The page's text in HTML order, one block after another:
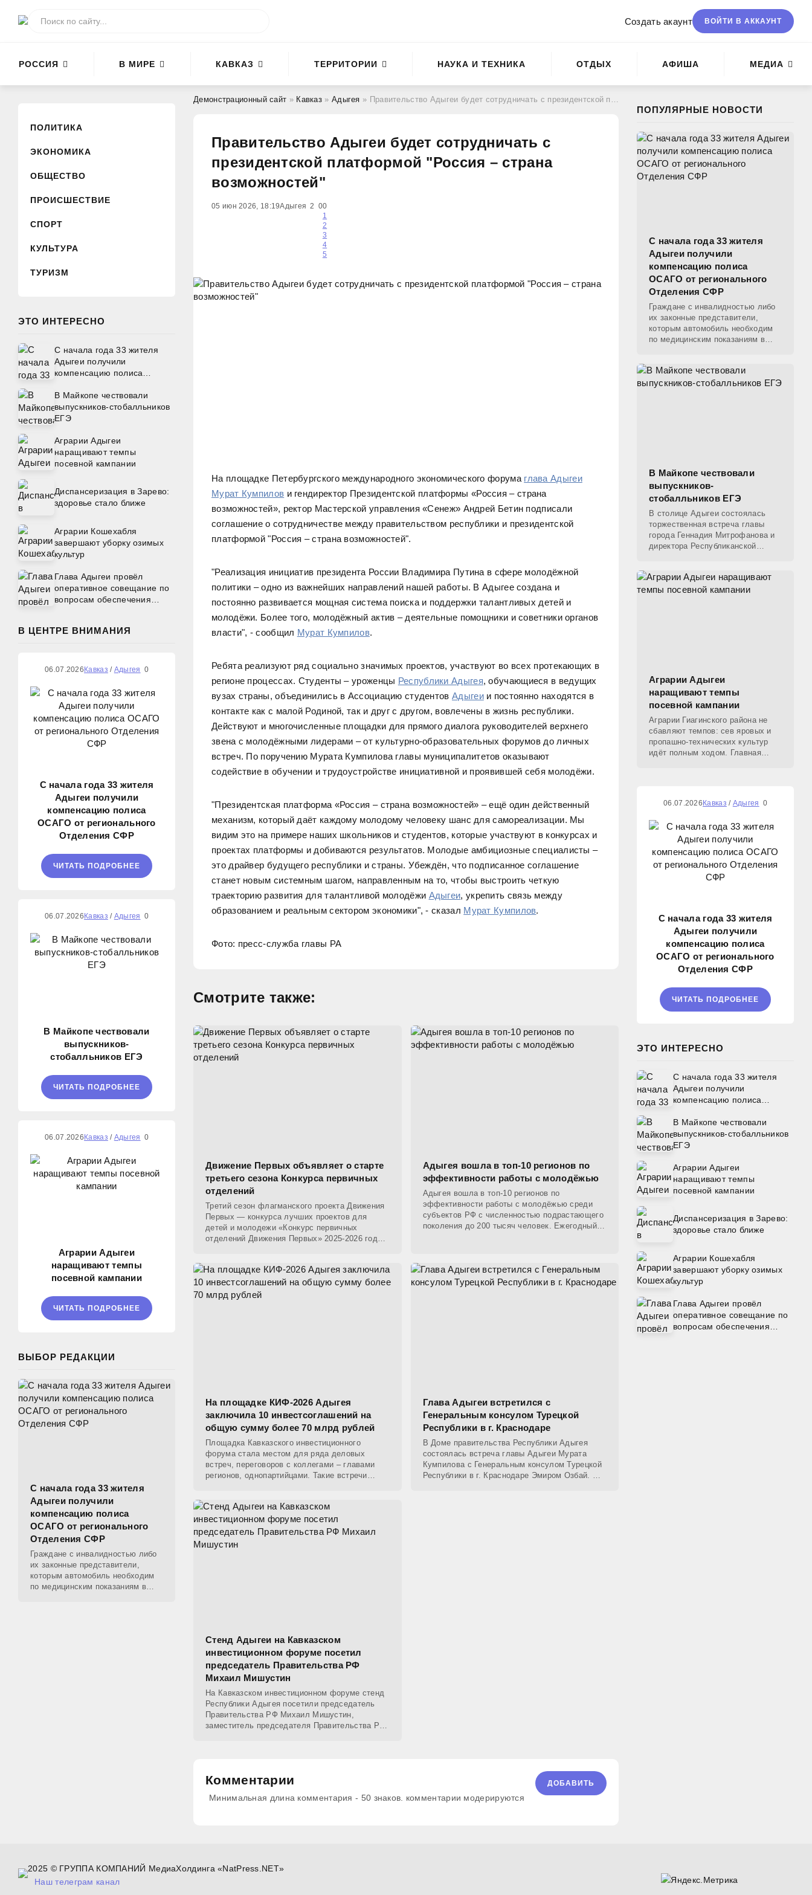
Создать акаунт ВОЙТИ В АККАУНТ
РОССИЯ В МИРЕ КАВКАЗ ТЕРРИТОРИИ НАУКА И ТЕХНИКА ОТДЫХ АФИША МЕДИА
ПОЛИТИКА
ЭКОНОМИКА
ОБЩЕСТВО
ПРОИСШЕСТВИЕ
СПОРТ
КУЛЬТУРА
ТУРИЗМ
ЭТО ИНТЕРЕСНО
С начала года 33 жителя
Адыгеи получили
компенсацию полиса
Отделения СФР
В Майкопе чествовали
выпускников-стобалльников
ЕГЭ
Аграрии Адыгеи
наращивают темпы
посевной кампании
Диспансеризация в Зарево:
здоровье стало ближе
Аграрии Кошехабля
завершают уборку озимых
культур
Глава Адыгеи провёл
оперативное совещание по
вопросам обеспечения
В ЦЕНТРЕ ВНИМАНИЯ
06.07.2026 Кавказ / Адыгея 0
С начала года 33 жителя
Адыгеи получили
компенсацию полиса
ОСАГО от регионального
Отделения СФР
ЧИТАТЬ ПОДРОБНЕЕ
06.07.2026 Кавказ / Адыгея 0
В Майкопе чествовали
выпускников-
стобалльников ЕГЭ
ЧИТАТЬ ПОДРОБНЕЕ
06.07.2026 Кавказ / Адыгея 0
Аграрии Адыгеи
наращивают темпы
посевной кампании
ЧИТАТЬ ПОДРОБНЕЕ
ВЫБОР РЕДАКЦИИ
С начала года 33 жителя
Адыгеи получили
компенсацию полиса
ОСАГО от регионального
Отделения СФР
Граждане с инвалидностью либо
их законные представители,
которым автомобиль необходим
по медицинским показаниям в
Демонстрационный сайт » Кавказ » Адыгея » Правительство Адыгеи будет сотрудничать с президентской платформой "Россия – страна возможностей"
Правительство Адыгеи будет сотрудничать с
президентской платформой "Россия – страна
возможностей"
05 июн 2026, 18:19Адыгея 2 00
1
2
3
4
5
На площадке Петербургского международного экономического форума глава Адыгеи
Мурат Кумпилов и гендиректор Президентской платформы «Россия – страна
возможностей», ректор Мастерской управления «Сенеж» Андрей Бетин подписали
соглашение о сотрудничестве между правительством республики и президентской
платформой "Россия – страна возможностей".
"Реализация инициатив президента России Владимира Путина в сфере молодёжной
политики – одно из важнейших направлений нашей работы. В Адыгее создана и
постоянно развивается мощная система поиска и поддержки талантливых детей и
молодёжи. Более того, молодёжный актив – деятельные помощники и советники органов
власти", - сообщил Мурат Кумпилов.
Ребята реализуют ряд социально значимых проектов, участвуют во всех протекающих в
регионе процессах. Студенты – уроженцы Республики Адыгея, обучающиеся в ведущих
вузах страны, объединились в Ассоциацию студентов Адыгеии постоянно находятся в
контакте как с малой Родиной, так и друг с другом, вовлечены в жизнь республики.
Действуют и многочисленные площадки для прямого диалога руководителей верхнего
звена с молодёжными лидерами – от культурно-образовательных форумов до личных
встреч. По поручению Мурата Кумпилова главы муниципалитетов оказывают
содействие в обучении и трудоустройстве инициативной и проявившей себя молодёжи.
"Президентская платформа «Россия – страна возможностей» – ещё один действенный
механизм, который даёт каждому молодому человеку шанс для самореализации. Мы
видим это на примере наших школьников и студентов, которые участвуют в конкурсах и
проектах платформы и добиваются результатов. Молодые амбициозные специалисты –
это драйвер будущего республики и страны. Убеждён, что подписанное соглашение
станет новым системным шагом, направленным на то, чтобы выстроить четкую
траекторию развития для талантливой молодёжи Адыгеи, укрепить связь между
образованием и реальным сектором экономики", - сказал Мурат Кумпилов.
Фото: пресс-служба главы РА
Смотрите также:
Движение Первых объявляет о старте
третьего сезона Конкурса первичных
отделений
Третий сезон флагманского проекта Движения
Первых — конкурса лучших проектов для
детей и молодежи «Конкурс первичных
отделений Движения Первых» 2025-2026 годов
Адыгея вошла в топ‑10 регионов по
эффективности работы с молодёжью
Адыгея вошла в топ‑10 регионов по
эффективности работы с молодёжью среди
субъектов РФ с численностью подрастающего
поколения до 200 тысяч человек. Ежегодный
На площадке КИФ-2026 Адыгея
заключила 10 инвестсоглашений на
общую сумму более 70 млрд рублей
Площадка Кавказского инвестиционного
форума стала местом для ряда деловых
встреч, переговоров с коллегами – главами
регионов, однопартийцами. Такие встречи
Глава Адыгеи встретился с
Генеральным консулом Турецкой
Республики в г. Краснодаре
В Доме правительства Республики Адыгея
состоялась встреча главы Адыгеи Мурата
Кумпилова с Генеральным консулом Турецкой
Республики в г. Краснодаре Эмиром Озбай. Он
Стенд Адыгеи на Кавказском
инвестиционном форуме посетил
председатель Правительства РФ
Михаил Мишустин
На Кавказском инвестиционном форуме стенд
Республики Адыгея посетили председатель
Правительства РФ Михаил Мишустин,
заместитель председателя Правительства РФ
Комментарии
Минимальная длина комментария - 50 знаков. комментарии модерируются
ДОБАВИТЬ
ПОПУЛЯРНЫЕ НОВОСТИ
С начала года 33 жителя
Адыгеи получили
компенсацию полиса
ОСАГО от регионального
Отделения СФР
Граждане с инвалидностью либо
их законные представители,
которым автомобиль необходим
по медицинским показаниям в
имеют право на получение
В Майкопе чествовали
выпускников-
стобалльников ЕГЭ
В столице Адыгеи состоялась
торжественная встреча главы
города Геннадия Митрофанова и
директора Республиканской
девятью выпускниками
майкопских
Аграрии Адыгеи
наращивают темпы
посевной кампании
Аграрии Гиагинского района не
сбавляют темпов: сев яровых и
пропашно‑технических культур
идёт полным ходом. Главная
06.07.2026 Кавказ / Адыгея 0
С начала года 33 жителя
Адыгеи получили
компенсацию полиса
ОСАГО от регионального
Отделения СФР
ЧИТАТЬ ПОДРОБНЕЕ
ЭТО ИНТЕРЕСНО
С начала года 33 жителя
Адыгеи получили
компенсацию полиса
Отделения СФР
В Майкопе чествовали
выпускников-стобалльников
ЕГЭ
Аграрии Адыгеи
наращивают темпы
посевной кампании
Диспансеризация в Зарево:
здоровье стало ближе
Аграрии Кошехабля
завершают уборку озимых
культур
Глава Адыгеи провёл
оперативное совещание по
вопросам обеспечения
2025 © ГРУППА КОМПАНИЙ МедиаХолдинга «NatPress.NET»
Наш телеграм канал